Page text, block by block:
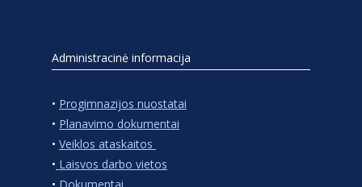
Administracinė informacija
• Progimnazijos nuostatai
• Planavimo dokumentai
• Veiklos ataskaitos
• Laisvos darbo vietos